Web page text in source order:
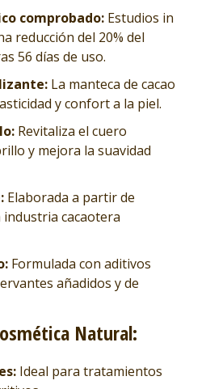
comprobado: Estudios in
reducción del 20% del
56 días de uso.
La manteca de cacao
y confort a la piel.
Revitaliza el cuero
y mejora la suavidad
Elaborada a partir de
cacaotera
Formulada con aditivos
añadidos y de
Natural:
Ideal para tratamientos